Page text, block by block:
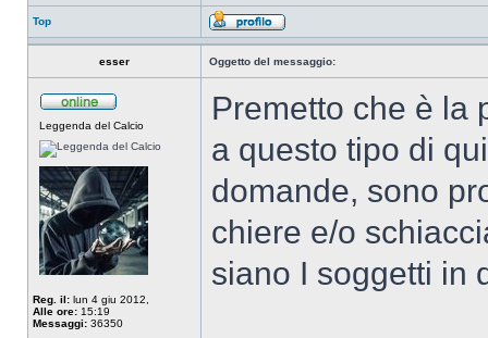
Top
esser Oggetto del messaggio:
Leggenda del Calcio
Reg. il: lun 4 giu 2012,
Alle ore: 15:19
Messaggi: 36350
Premetto che è la
a questo tipo di
domande, sono
chiere e/o
siano I soggetti in